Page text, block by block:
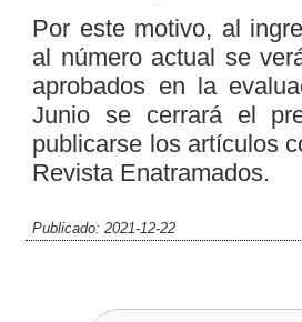
Por este motivo, al
al número actual se
aprobados en la
Junio se cerrará el
publicarse los artículos
Revista Enatramados.
Publicado: 2021-12-22